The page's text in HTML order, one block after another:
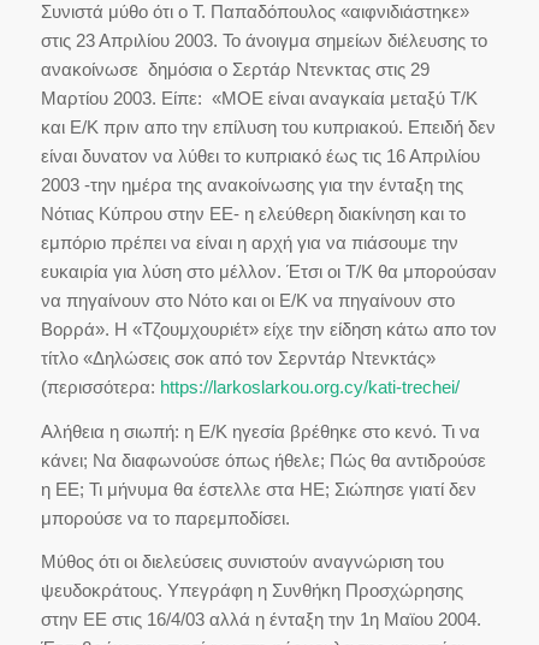
Συνιστά μύθο ότι ο Τ. Παπαδόπουλος «αιφνιδιάστηκε»
στις 23 Απριλίου 2003. Το άνοιγμα σημείων διέλευσης το
ανακοίνωσε δημόσια ο Σερτάρ Ντενκτας στις 29
Μαρτίου 2003. Είπε: «ΜΟΕ είναι αναγκαία μεταξύ Τ/Κ
και Ε/Κ πριν απο την επίλυση του κυπριακού. Επειδή δεν
είναι δυνατον να λύθει το κυπριακό έως τις 16 Απριλίου
2003 -την ημέρα της ανακοίνωσης για την ένταξη της
Νότιας Κύπρου στην ΕΕ- η ελεύθερη διακίνηση και το
εμπόριο πρέπει να είναι η αρχή για να πιάσουμε την
ευκαιρία για λύση στο μέλλον. Έτσι οι Τ/Κ θα μπορούσαν
να πηγαίνουν στο Νότο και οι Ε/Κ να πηγαίνουν στο
Βορρά». Η «Τζουμχουριέτ» είχε την είδηση κάτω απο τον
τίτλο «Δηλώσεις σοκ από τον Σερντάρ Ντενκτάς»
(περισσότερα: https://larkoslarkou.org.cy/kati-trechei/
Αλήθεια η σιωπή: η Ε/Κ ηγεσία βρέθηκε στο κενό. Τι να
κάνει; Να διαφωνούσε όπως ήθελε; Πώς θα αντιδρούσε
η ΕΕ; Τι μήνυμα θα έστελλε στα ΗΕ; Σιώπησε γιατί δεν
μπορούσε να το παρεμποδίσει.
Μύθος ότι οι διελεύσεις συνιστούν αναγνώριση του
ψευδοκράτους. Υπεγράφη η Συνθήκη Προσχώρησης
στην ΕΕ στις 16/4/03 αλλά η ένταξη την 1η Μαϊου 2004.